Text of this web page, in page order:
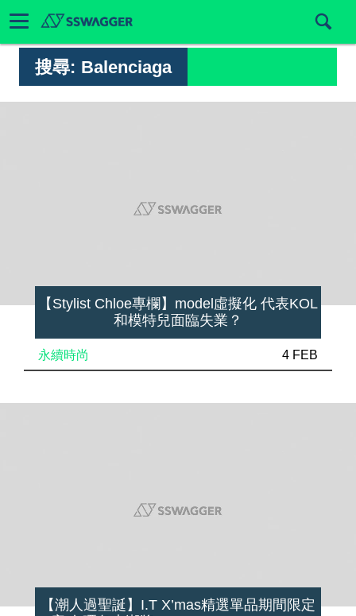
搜尋: Balenciaga
【Stylist Chloe專欄】model虛擬化 代表KOL
和模特兒面臨失業？
永續時尚 4 FEB
【潮人過聖誕】I.T X’mas精選單品期間限定